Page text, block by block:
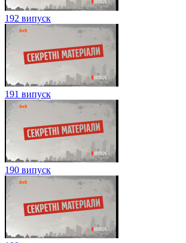
192 випуск
191 випуск
190 випуск